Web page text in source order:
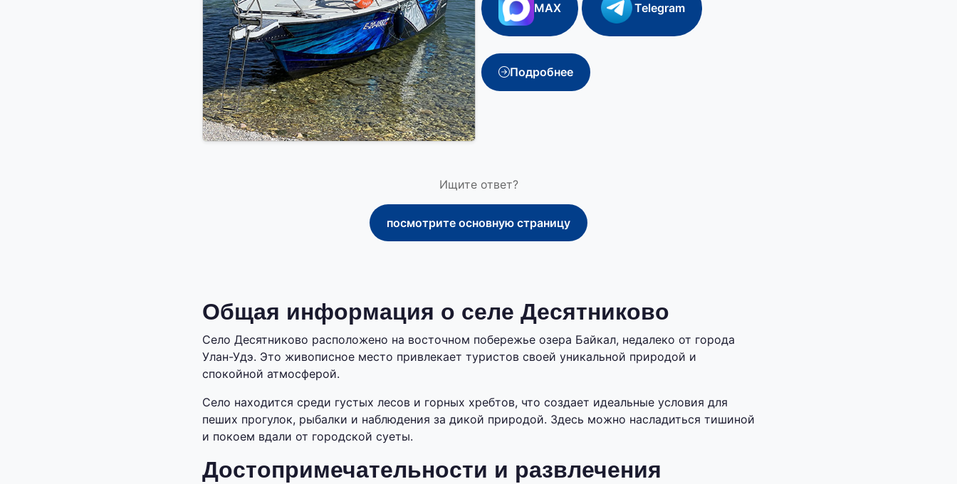
MAX Telegram
Подробнее
Ищите ответ?
посмотрите основную страницу
Общая информация о селе Десятниково
Село Десятниково расположено на восточном побережье озера Байкал, недалеко от города
Улан-Удэ. Это живописное место привлекает туристов своей уникальной природой и
спокойной атмосферой.
Село находится среди густых лесов и горных хребтов, что создает идеальные условия для
пеших прогулок, рыбалки и наблюдения за дикой природой. Здесь можно насладиться тишиной
и покоем вдали от городской суеты.
Достопримечательности и развлечения